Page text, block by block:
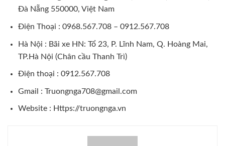
Đà Nẵng 550000, Việt Nam
Điện Thoại : 0968.567.708 – 0912.567.708
Hà Nội : Bãi xe HN: Tổ 23, P. Lĩnh Nam, Q. Hoàng Mai,
TP.Hà Nội (Chân cầu Thanh Trì)
Điện thoại : 0912.567.708
Gmail : Truongnga708@gmail.com
Website : Https://truongnga.vn